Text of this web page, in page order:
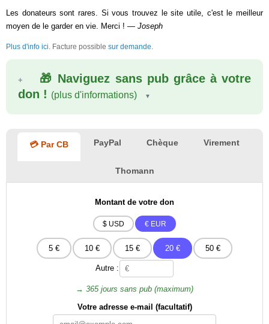
Les donateurs sont rares. Si vous trouvez le site utile, c'est le meilleur
moyen de le garder en vie. Merci ! — Joseph
Plus d'info ici . Facture possible sur demande
🎁 Naviguez sans pub grâce à votre
don ! (plus d'informations)
💳 Par CB PayPal Chèque Virement
Thomann
Montant de votre don
$ USD € EUR
5 € 10 € 15 € 20 € 50 €
Autre :
→ 365 jours sans pub (maximum)
Votre adresse e-mail (facultatif)